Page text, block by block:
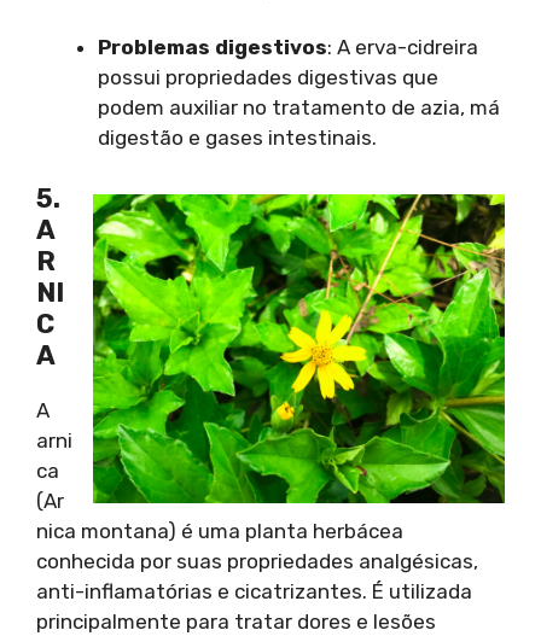
Problemas digestivos: A erva-cidreira
possui propriedades digestivas que
podem auxiliar no tratamento de azia, má
digestão e gases intestinais.
5.
A
R
NI
C
A
A
arni
ca
(Ar
nica montana) é uma planta herbácea
conhecida por suas propriedades analgésicas,
anti-inflamatórias e cicatrizantes. É utilizada
principalmente para tratar dores e lesões